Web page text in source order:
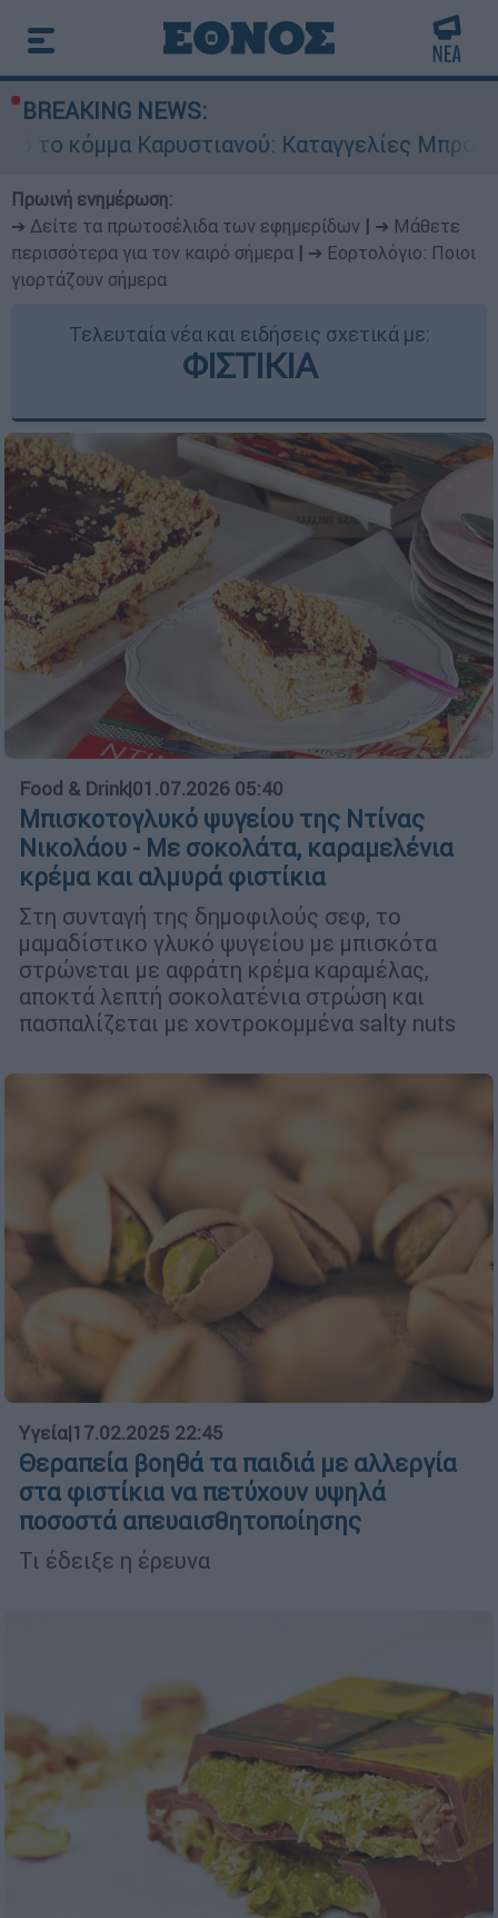
BREAKING NEWS:
Καταγγελίες Μπρουτζάκη για
Πρωινή ενημέρωση:
➔ Δείτε τα πρωτοσέλιδα των εφημερίδων
➔ Μάθετε
περισσότερα για τον καιρό σήμερα
➔ Εορτολόγιο: Ποιοι
γιορτάζουν σήμερα
Τελευταία νέα και ειδήσεις σχετικά με:
ΦΙΣΤΙΚΙΑ
Food & Drink|01.07.2026 05:40
Μπισκοτογλυκό ψυγείου της Ντίνας
Νικολάου - Με σοκολάτα, καραμελένια
κρέμα και αλμυρά φιστίκια
Στη συνταγή της δημοφιλούς σεφ, το
μαμαδίστικο γλυκό ψυγείου με μπισκότα
στρώνεται με αφράτη κρέμα καραμέλας,
αποκτά λεπτή σοκολατένια στρώση και
πασπαλίζεται με χοντροκομμένα salty nuts
Υγεία|17.02.2025 22:45
Θεραπεία βοηθά τα παιδιά με αλλεργία
στα φιστίκια να πετύχουν υψηλά
ποσοστά απευαισθητοποίησης
Τι έδειξε η έρευνα